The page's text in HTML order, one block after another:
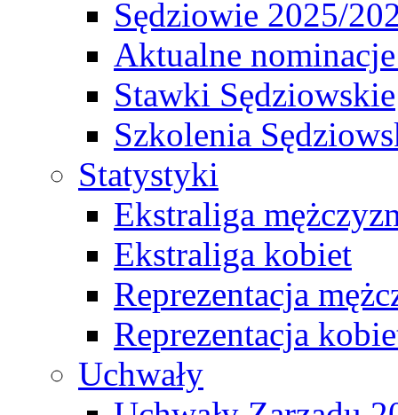
Sędziowie 2025/
Aktualne
Stawki Sędziowskie
Szkolenia
Statystyki
Ekstraliga
Ekstraliga kobiet
Reprezentacja
Reprezentacja
Uchwały